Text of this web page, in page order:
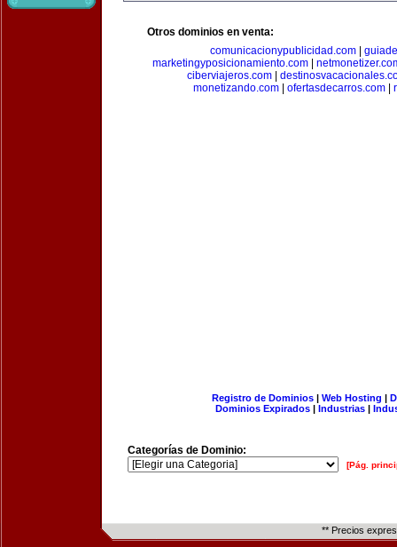
Otros dominios en venta:
comunicacionypublicidad.com
marketingyposicionamiento.com|
ciberviajeros.com
monetizando.com| ofertasdecarros.com|
Registro de Dominios| Web Hosting |
Dominios Expirados | Industrias |
Categorías de Dominio:
[Pág.
** Precios